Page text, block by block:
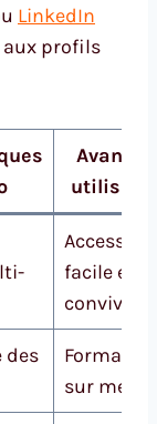
LinkedIn
aux profils
facile et
conviviale
des
Formation
sur